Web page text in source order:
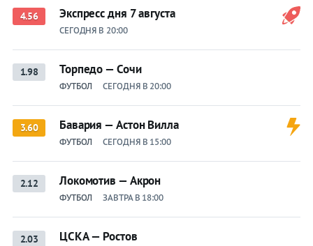
4.56 Экспресс дня 7 августа
СЕГОДНЯ В 20:00
1.98 Торпедо — Сочи
ФУТБОЛ СЕГОДНЯ В 20:00
3.60 Бавария — Астон Вилла
ФУТБОЛ СЕГОДНЯ В 15:00
2.12 Локомотив — Акрон
ФУТБОЛ ЗАВТРА В 18:00
2.03 ЦСКА — Ростов